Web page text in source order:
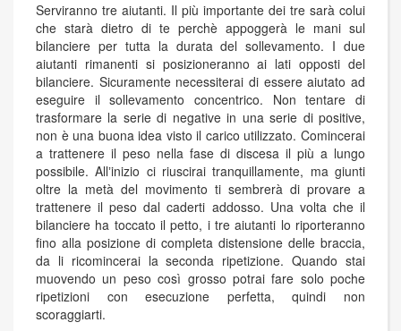
Serviranno tre aiutanti. Il più importante dei tre sarà colui
che starà dietro di te perchè appoggerà le mani sul
bilanciere per tutta la durata del sollevamento. I due
aiutanti rimanenti si posizioneranno ai lati opposti del
bilanciere. Sicuramente necessiterai di essere aiutato ad
eseguire il sollevamento concentrico. Non tentare di
trasformare la serie di negative in una serie di positive,
non è una buona idea visto il carico utilizzato. Comincerai
a trattenere il peso nella fase di discesa il più a lungo
possibile. Allʼinizio ci riuscirai tranquillamente, ma giunti
oltre la metà del movimento ti sembrerà di provare a
trattenere il peso dal caderti addosso. Una volta che il
bilanciere ha toccato il petto, i tre aiutanti lo riporteranno
fino alla posizione di completa distensione delle braccia,
da li ricomincerai la seconda ripetizione. Quando stai
muovendo un peso così grosso potrai fare solo poche
ripetizioni con esecuzione perfetta, quindi non
scoraggiarti.